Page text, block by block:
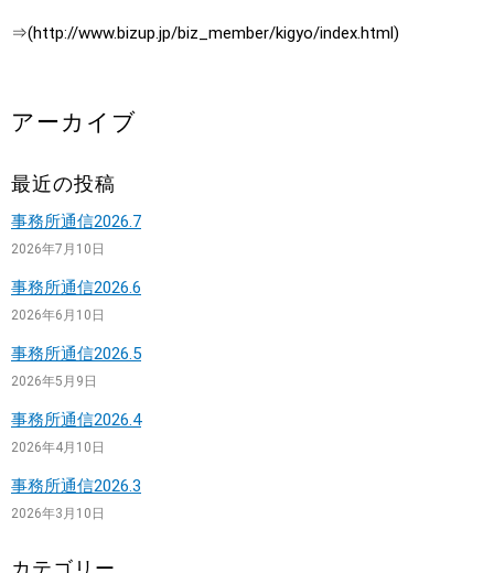
⇒(http://www.bizup.jp/biz_member/kigyo/index.html)
アーカイブ
最近の投稿
事務所通信2026.7
2026年7月10日
事務所通信2026.6
2026年6月10日
事務所通信2026.5
2026年5月9日
事務所通信2026.4
2026年4月10日
事務所通信2026.3
2026年3月10日
カテゴリー